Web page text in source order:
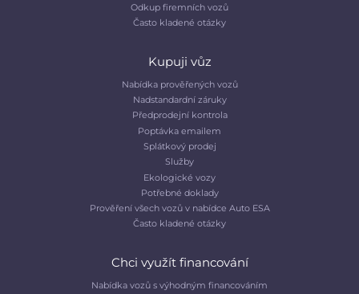
Odkup firemních vozů
Často kladené otázky
Kupuji vůz
Nabídka prověřených vozů
Nadstandardní záruky
Předprodejní kontrola
Poptávka emailem
Splátkový prodej
Služby
Ekologické vozy
Potřebné doklady
Prověření všech vozů v nabídce Auto ESA
Často kladené otázky
Chci využít financování
Nabídka vozů s výhodným financováním